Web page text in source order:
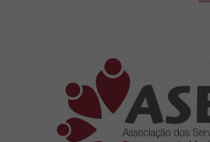
caso eu solicite o
havendo
sistemática de
pena de
ASEPI, no mesmo
mesmas, emitido